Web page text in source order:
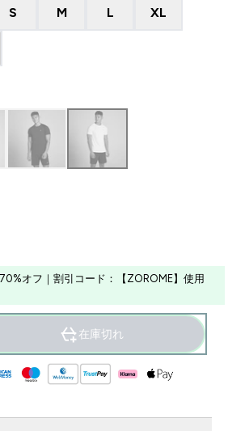
S M L XL
オフ｜割引コード：【ZOROME】使用
price
在庫切れ